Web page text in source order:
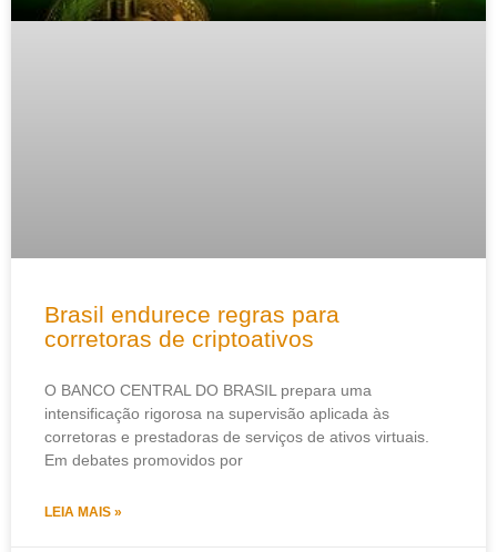
Brasil endurece regras para
corretoras de criptoativos
O BANCO CENTRAL DO BRASIL prepara uma
intensificação rigorosa na supervisão aplicada às
corretoras e prestadoras de serviços de ativos virtuais.
Em debates promovidos por
LEIA MAIS »